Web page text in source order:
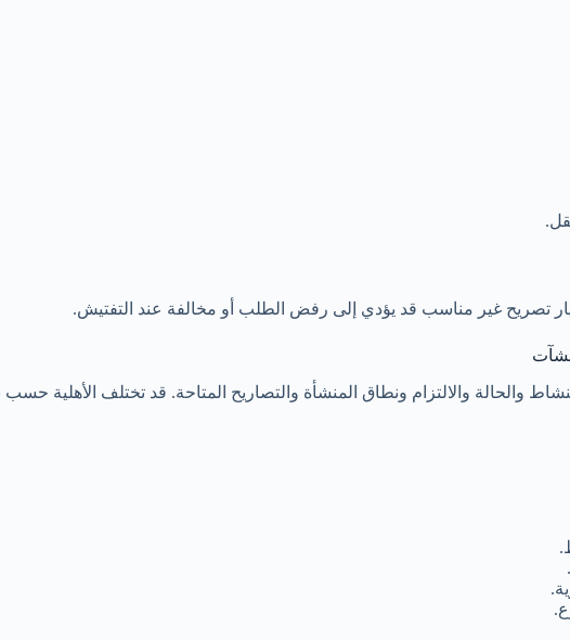
تصريح غير مناسب قد يؤدي إلى رفض الطلب أو مخالفة عند التفتيش.
والحالة والالتزام ونطاق المنشأة والتصاريح المتاحة. قد تختلف الأهلية